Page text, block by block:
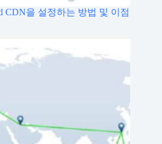
CDN을 설정하는 방법 및 이점